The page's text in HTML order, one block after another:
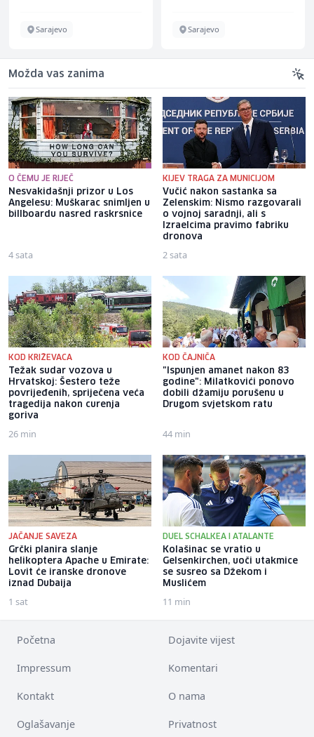
Sarajevo Sarajevo
Možda vas zanima
O ČEMU JE RIJEČ
Nesvakidašnji prizor u Los
Angelesu: Muškarac snimljen u
billboardu nasred raskrsnice
4 sata
KIJEV TRAGA ZA MUNICIJOM
Vučić nakon sastanka sa
Zelenskim: Nismo razgovarali
o vojnoj saradnji, ali s
Izraelcima pravimo fabriku
dronova
2 sata
KOD KRIŽEVACA
Težak sudar vozova u
Hrvatskoj: Šestero teže
povrijeđenih, spriječena veća
tragedija nakon curenja
goriva
26 min
KOD ČAJNIČA
"Ispunjen amanet nakon 83
godine": Milatkovići ponovo
dobili džamiju porušenu u
Drugom svjetskom ratu
44 min
JAČANJE SAVEZA
Grčki planira slanje
helikoptera Apache u Emirate:
Lovit će iranske dronove
iznad Dubaija
1 sat
DUEL SCHALKEA I ATALANTE
Kolašinac se vratio u
Gelsenkirchen, uoči utakmice
se susreo sa Džekom i
Muslićem
11 min
Početna Dojavite vijest
Impressum Komentari
Kontakt O nama
Oglašavanje Privatnost